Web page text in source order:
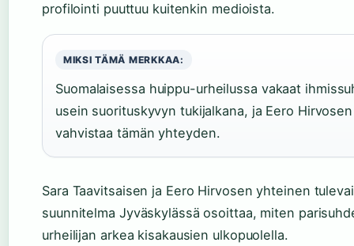
profilointi puuttuu kuitenkin medioista.
MIKSI TÄMÄ MERKKAA:
Suomalaisessa huippu-urheilussa vakaat
usein suorituskyvyn tukijalkana, ja Eero
vahvistaa tämän yhteyden.
Sara Taavitsaisen ja Eero Hirvosen yhteinen
suunnitelma Jyväskylässä osoittaa, miten
urheilijan arkea kisakausien ulkopuolella.